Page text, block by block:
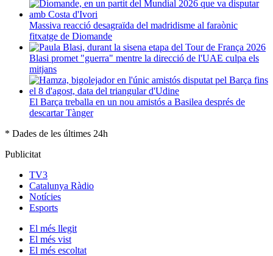
Massiva reacció desagraïda del madridisme al faraònic
fitxatge de Diomande
Blasi promet "guerra" mentre la direcció de l'UAE culpa els
mitjans
El Barça treballa en un nou amistós a Basilea després de
descartar Tànger
* Dades de les últimes 24h
Publicitat
TV3
Catalunya Ràdio
Notícies
Esports
El més llegit
El més vist
El més escoltat